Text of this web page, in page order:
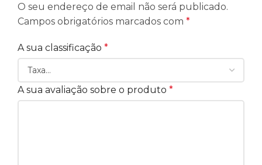
O seu endereço de email não será publicado.
Campos obrigatórios marcados com *
A sua classificação *
A sua avaliação sobre o produto *